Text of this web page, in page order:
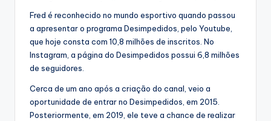
Fred é reconhecido no mundo esportivo quando passou
a apresentar o programa Desimpedidos, pelo Youtube,
que hoje consta com 10,8 milhões de inscritos. No
Instagram, a página do Desimpedidos possui 6,8 milhões
de seguidores.
Cerca de um ano após a criação do canal, veio a
oportunidade de entrar no Desimpedidos, em 2015.
Posteriormente, em 2019, ele teve a chance de realizar